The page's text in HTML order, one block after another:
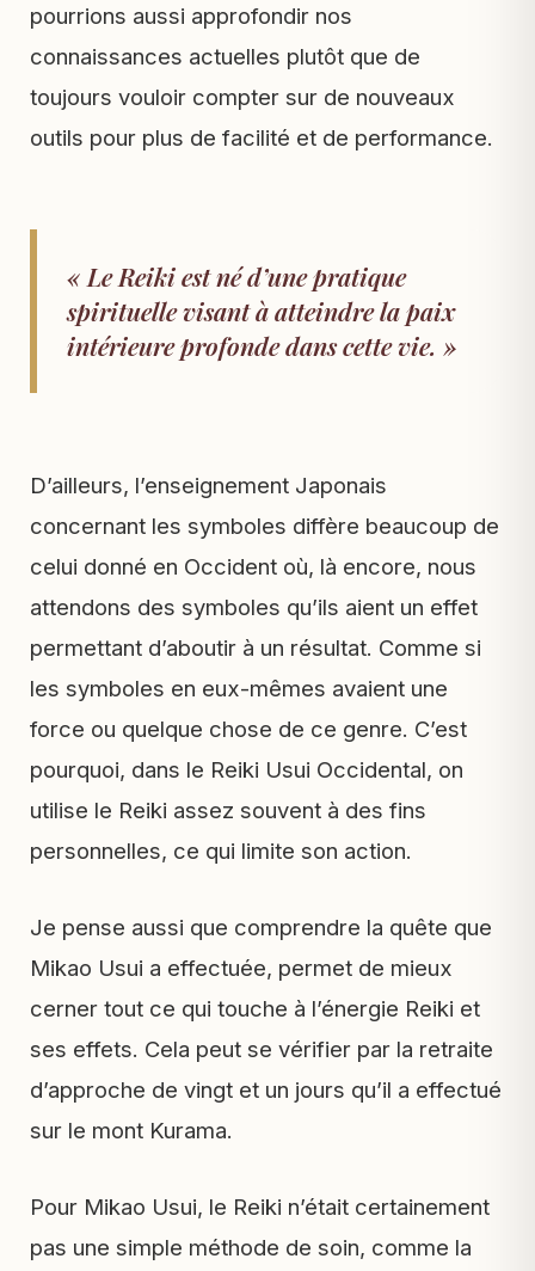
pourrions aussi approfondir nos
connaissances actuelles plutôt que de
toujours vouloir compter sur de nouveaux
outils pour plus de facilité et de performance.
« Le Reiki est né d’une pratique
spirituelle visant à atteindre la paix
intérieure profonde dans cette vie. »
D’ailleurs, l’enseignement Japonais
concernant les symboles diffère beaucoup de
celui donné en Occident où, là encore, nous
attendons des symboles qu’ils aient un effet
permettant d’aboutir à un résultat. Comme si
les symboles en eux-mêmes avaient une
force ou quelque chose de ce genre. C’est
pourquoi, dans le Reiki Usui Occidental, on
utilise le Reiki assez souvent à des fins
personnelles, ce qui limite son action.
Je pense aussi que comprendre la quête que
Mikao Usui a effectuée, permet de mieux
cerner tout ce qui touche à l’énergie Reiki et
ses effets. Cela peut se vérifier par la retraite
d’approche de vingt et un jours qu’il a effectué
sur le mont Kurama.
Pour Mikao Usui, le Reiki n’était certainement
pas une simple méthode de soin, comme la